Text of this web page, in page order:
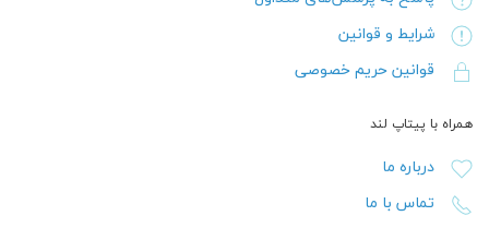
شرایط و قوانین
قوانین حریم خصوصی
همراه با پیتاپ لند
درباره ما
تماس با ما